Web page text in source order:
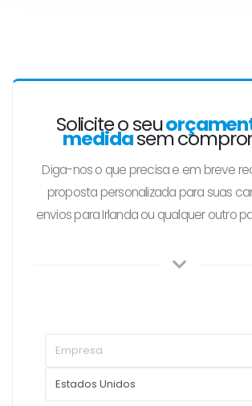
Solicite o seu
medidasem
Diga-nos o que precisa e em breve
proposta personalizada para suas
envios para Irlanda ou qualquer outro